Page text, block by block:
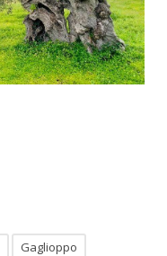
Gaglioppo